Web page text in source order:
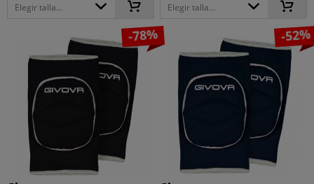
Elegir talla... Elegir talla...
-78% -52%